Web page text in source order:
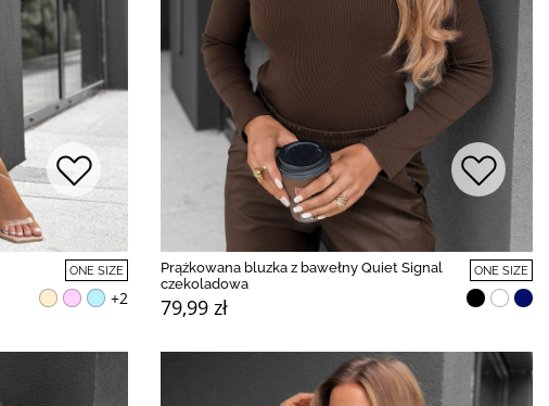
ONE SIZE
+2
Prążkowana bluzka z bawełny Quiet Signal
czekoladowa
79,99 zł
ONE SIZE